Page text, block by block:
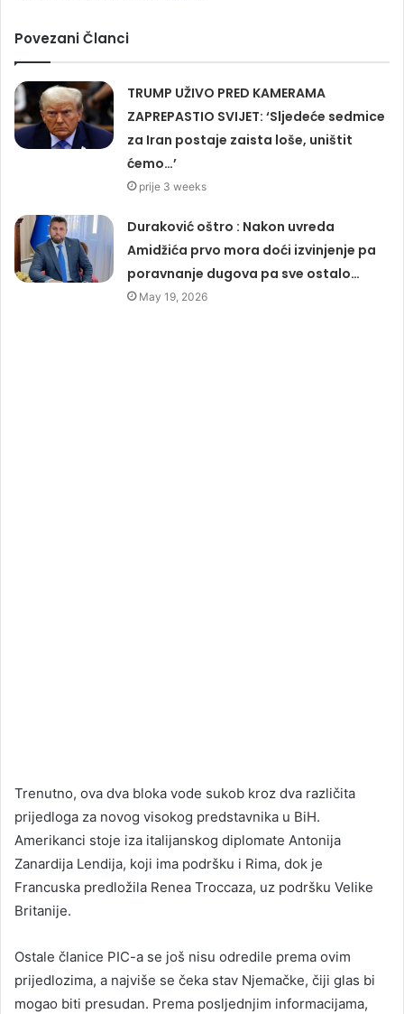
Povezani Članci
TRUMP UŽIVO PRED KAMERAMA
ZAPREPASTIO SVIJET: ‘Sljedeće sedmice
za Iran postaje zaista loše, uništit
ćemo…’
prije 3 weeks
Duraković oštro : Nakon uvreda
Amidžića prvo mora doći izvinjenje pa
poravnanje dugova pa sve ostalo…
May 19, 2026
Trenutno, ova dva bloka vode sukob kroz dva različita
prijedloga za novog visokog predstavnika u BiH.
Amerikanci stoje iza italijanskog diplomate Antonija
Zanardija Lendija, koji ima podršku i Rima, dok je
Francuska predložila Renea Troccaza, uz podršku Velike
Britanije.
Ostale članice PIC-a se još nisu odredile prema ovim
prijedlozima, a najviše se čeka stav Njemačke, čiji glas bi
mogao biti presudan. Prema posljednjim informacijama,